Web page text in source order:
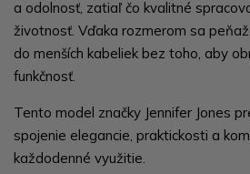
a odolnosť, zatiaľ čo kvalitné
životnosť. Vďaka rozmerom sa
do menších kabeliek bez toho, aby
funkčnosť.
Tento model značky Jennifer Jones
spojenie elegancie, praktickosti a
každodenné využitie.